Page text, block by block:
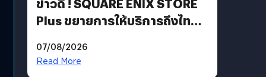
Plus ขยายการให้บริการถึงไทย
โดยตรง
07/08/2026
Read More